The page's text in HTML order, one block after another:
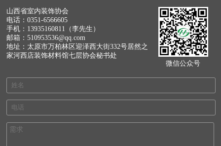
山西省室内装饰协会
电话：0351-6566605
手机：13935160811（李先生）
邮箱：510953536@qq.com
地址：太原市万柏林区迎泽西大街332号居然之
家河西店装饰材料馆七层协会秘书处
微信公众号